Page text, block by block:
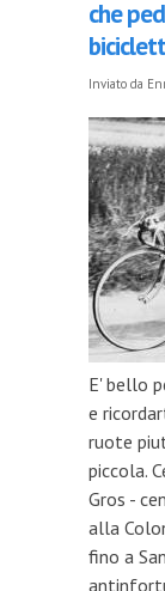
che
Inviato da
E' bello
e
ruote
piccola.
Gros -
alla
fino a